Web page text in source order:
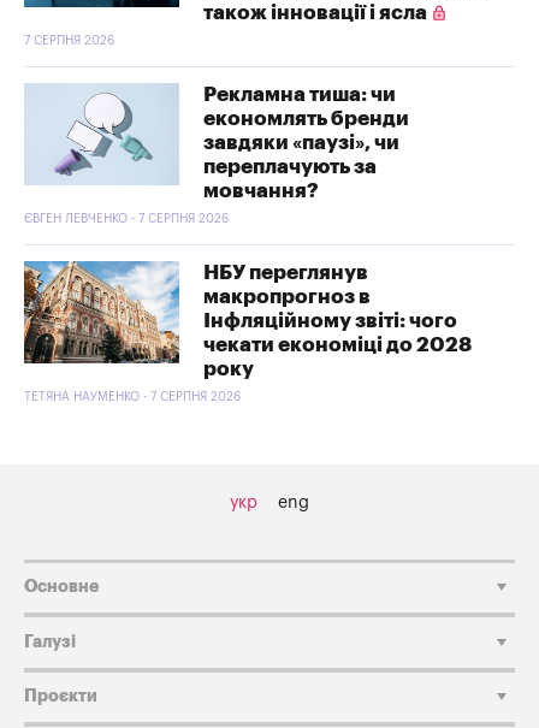
також інновації і ясла
7 СЕРПНЯ 2026
Рекламна тиша: чи
економлять бренди
завдяки «паузі», чи
переплачують за
мовчання?
ЄВГЕН ЛЕВЧЕНКО - 7 СЕРПНЯ 2026
НБУ переглянув
макропрогноз в
Інфляційному звіті: чого
чекати економіці до 2028
року
ТЕТЯНА НАУМЕНКО - 7 СЕРПНЯ 2026
укр eng
Основне
Галузі
Проєкти